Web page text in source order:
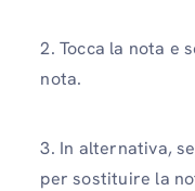
2. Tocca la nota e
nota.
3. In alternativa,
per sostituire la